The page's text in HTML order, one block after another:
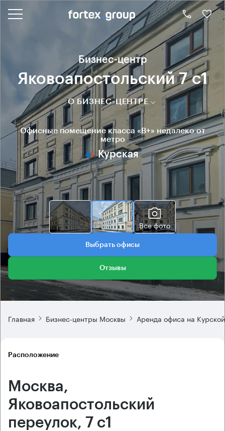
Бизнес-центр
Яковоапостольский 7 с1
О БИЗНЕС-ЦЕНТРЕ
Офисные помещение класса «B+» недалеко от
метро
Курская
Все фото
Выбрать офисы
Отзывы
Главная Бизнес-центры Москвы Аренда офиса на Курской
Расположение
Москва,
Яковоапостольский
переулок, 7 с1